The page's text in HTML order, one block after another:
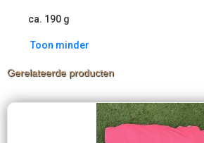
ca. 190 g
Toon minder
Gerelateerde producten